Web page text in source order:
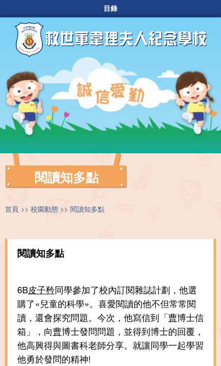
目錄
閱讀知多點
首頁 校園動態 閱讀知多點
閱讀知多點
6B皮子矜同學參加了校內訂閱雜誌計劃，他選
購了«兒童的科學»。喜愛閱讀的他不但常常閱
讀，還會探究問題。今次，他寫信到「曹博士信
箱」，向曹博士發問問題，並得到博士的回覆，
他高興得與圖書科老師分享。就讓同學一起學習
他勇於發問的精神!